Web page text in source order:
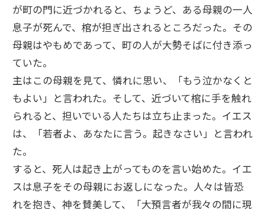
が町の門に近づかれると、ちょうど、ある母親の一人
息子が死んで、棺が担ぎ出されるところだった。その
母親はやもめであって、町の人が大勢そばに付き添っ
ていた。
主はこの母親を見て、憐れに思い、「もう泣かなくと
もよい」と言われた。そして、近づいて棺に手を触れ
られると、担いでいる人たちは立ち止まった。イエス
は、「若者よ、あなたに言う。起きなさい」と言われ
た。
すると、死人は起き上がってものを言い始めた。イエ
スは息子をその母親にお返しになった。人々は皆恐
れを抱き、神を賛美して、「大預言者が我々の間に現